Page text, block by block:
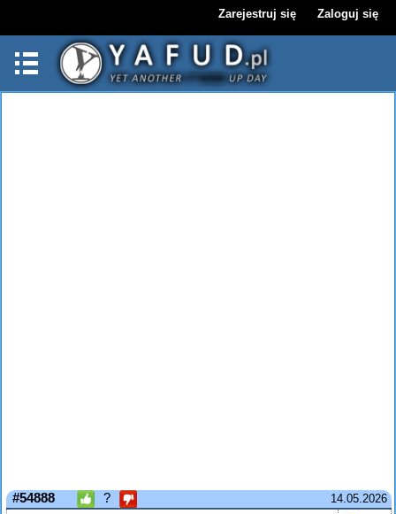
Zarejestruj się Zaloguj się
14.05.2026
#54888 ?